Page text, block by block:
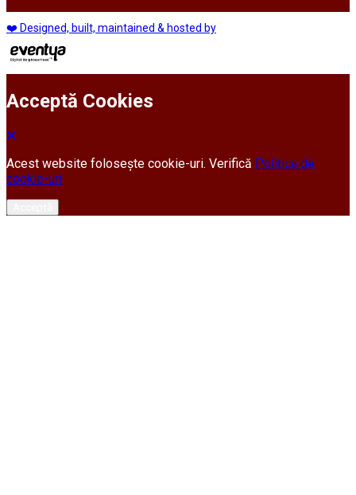
❤️ Designed, built, maintained & hosted by
Acceptă Cookies
Acest website folosește cookie-uri. Verifică Politica de
cookie-uri